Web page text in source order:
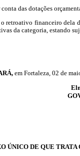
das dotações
retroativo financeiro
da categoria, estando
em Fortaleza, 02 de
ÚNICO DE QUE TRATA